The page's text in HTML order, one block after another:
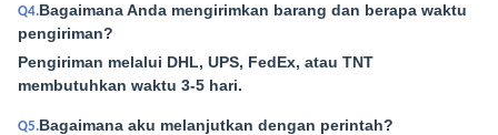
Q4.Bagaimana Anda mengirimkan barang dan berapa waktu
pengiriman?
Pengiriman melalui DHL, UPS, FedEx, atau TNT
membutuhkan waktu 3-5 hari.
Q5.Bagaimana aku melanjutkan dengan perintah?